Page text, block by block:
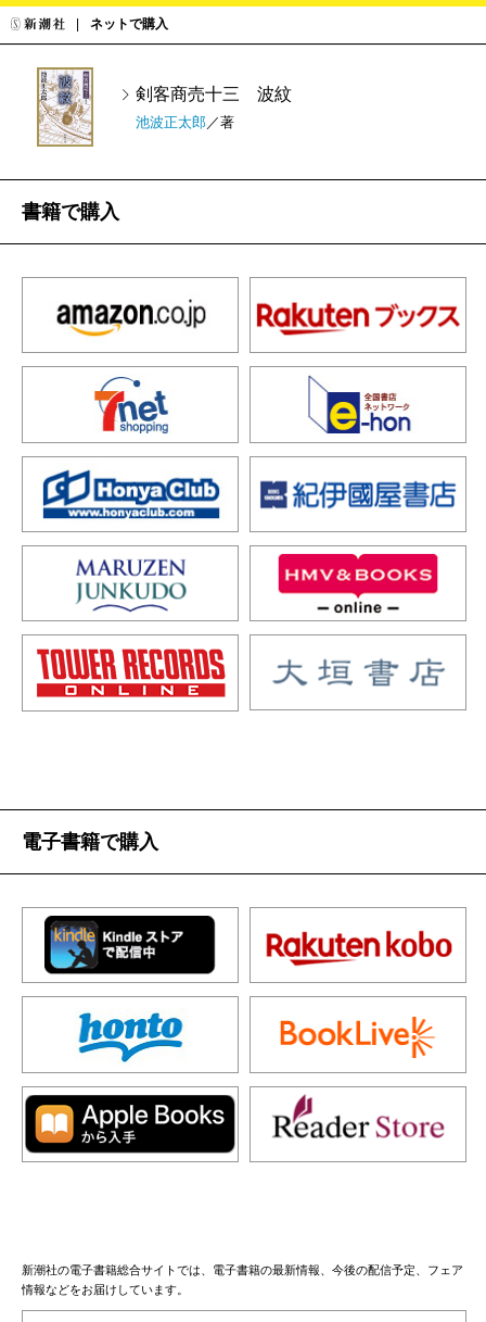
ネットで購入
剣客商売十三 波紋
池波正太郎 ／著
書籍で購入
電子書籍で購入
新潮社の電子書籍総合サイトでは、電子書籍の最新情報、今後の配信予定、フェア
情報などをお届けしています。